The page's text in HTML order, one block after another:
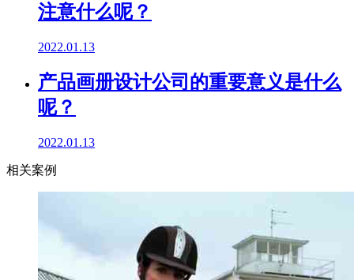
注意什么呢？
2022.01.13
产品画册设计公司的重要意义是什么
呢？
2022.01.13
相关案例